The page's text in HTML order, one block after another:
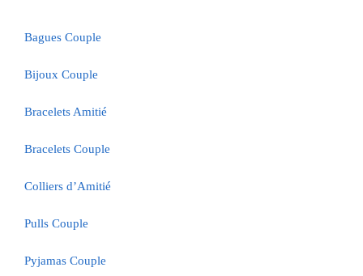
Bagues Couple
Bijoux Couple
Bracelets Amitié
Bracelets Couple
Colliers d’Amitié
Pulls Couple
Pyjamas Couple